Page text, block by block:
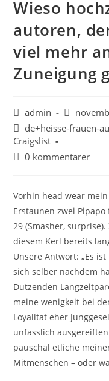
Wieso
autoren,
viel mehr
Zuneigung
admin
de+heisse-frauen-
Craigslist
0 kommentarer
Vorhin head wear
Erstaunen zwei
29 (Smasher,
diesem Kerl bereits
Unsere Antwort: „Es
sich selber nachdem
Dutzenden
meine wenigkeit bei
Loyalitat eher
unfasslich
pauschal etliche
Mitmenschen – oder